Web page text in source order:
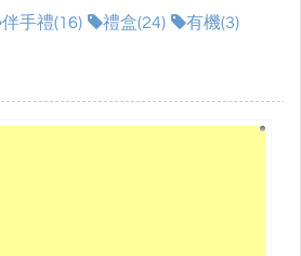
store/applexdemeter;_ylt=AvbGTfvFrkLb
伴手禮(16) 禮盒(24)
有機(3)